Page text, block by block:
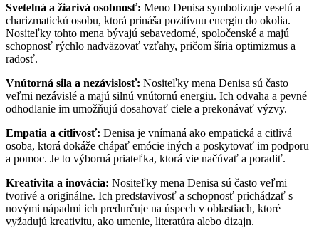
Svetelná a žiarivá osobnosť: Meno Denisa symbolizuje veselú a
charizmatickú osobu, ktorá prináša pozitívnu energiu do okolia.
Nositeľky tohto mena bývajú sebavedomé, spoločenské a majú
schopnosť rýchlo nadväzovať vzťahy, pričom šíria optimizmus a
radosť.
Vnútorná sila a nezávislosť: Nositeľky mena Denisa sú často
veľmi nezávislé a majú silnú vnútornú energiu. Ich odvaha a pevné
odhodlanie im umožňujú dosahovať ciele a prekonávať výzvy.
Empatia a citlivosť: Denisa je vnímaná ako empatická a citlivá
osoba, ktorá dokáže chápať emócie iných a poskytovať im podporu
a pomoc. Je to výborná priateľka, ktorá vie načúvať a poradiť.
Kreativita a inovácia: Nositeľky mena Denisa sú často veľmi
tvorivé a originálne. Ich predstavivosť a schopnosť prichádzať s
novými nápadmi ich predurčuje na úspech v oblastiach, ktoré
vyžadujú kreativitu, ako umenie, literatúra alebo dizajn.